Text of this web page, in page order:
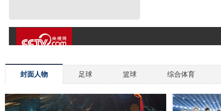
封面人物 足球 篮球 综合体育